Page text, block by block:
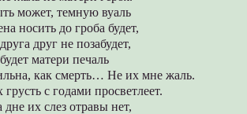
может, темную вуаль
носить до гроба будет,
друг не позабудет,
матери печаль
как смерть… Не их мне жаль.
грусть с годами просветлеет.
дне их слез отравы нет,